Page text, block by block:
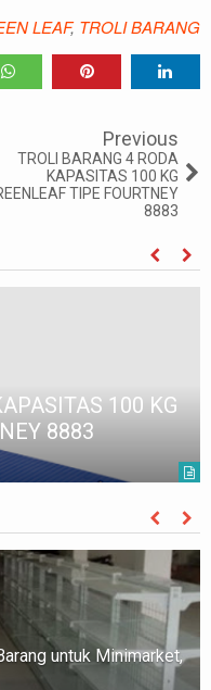
LEAF, TROLI BARANG
Previous
TROLI BARANG 4 RODA
KAPASITAS 100 KG
TIPE FOURTNEY
8883
MACAM DAN
MORE
Fungsi, dan Tips